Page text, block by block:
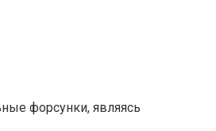
форсунки, являясь